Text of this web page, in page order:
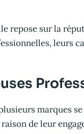
repose sur la
leurs
marques
de leur